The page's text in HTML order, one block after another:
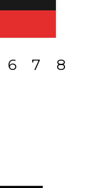
6 7 8